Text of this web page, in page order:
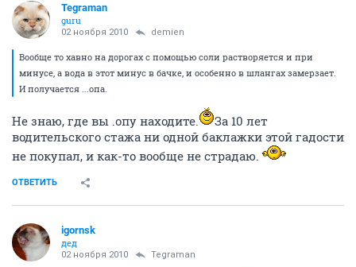
Tegraman
guru
02 ноября 2010 demien
Вообще то хавно на дорогах с помощью соли растворяется и при
минусе, а вода в этот минус в бачке, и особенно в шлангах замерзает.
И получается ...опа.
Не знаю, где вы .опу находите.
За 10 лет
водительского стажа ни одной баклажки этой гадости
не покупал, и как-то вообще не страдаю.
ОТВЕТИТЬ
igornsk
дед
02 ноября 2010 Tegraman